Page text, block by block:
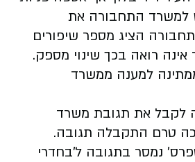
למשרד התחבורה את
הציג מספר שיפורים
רואה בכך שינוי מספק.
למענה ממשרד
לקבל את תגובת משרד
טרם התקבלה תגובה.
נמסר בתגובה ל'בחדרי